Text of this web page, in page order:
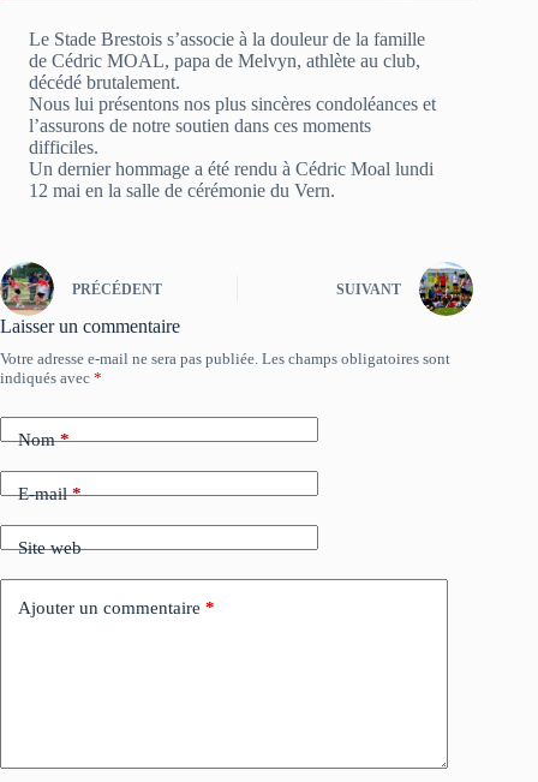
Le Stade Brestois s’associe à la douleur de la famille
de Cédric MOAL, papa de Melvyn, athlète au club,
décédé brutalement.
Nous lui présentons nos plus sincères condoléances et
l’assurons de notre soutien dans ces moments
difficiles.
Un dernier hommage a été rendu à Cédric Moal lundi
12 mai en la salle de cérémonie du Vern.
PRÉCÉDENT SUIVANT
Laisser un commentaire
Votre adresse e-mail ne sera pas publiée. Les champs obligatoires sont
indiqués avec *
Nom*
E-mail*
Site web
Ajouter un commentaire *